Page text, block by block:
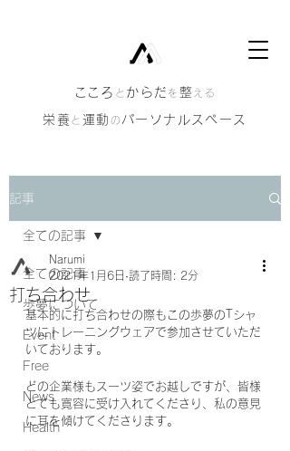
​こころ と からだ を 整 える
栄養 と 運動 のパーソナルスペース
記事
全ての記事
歩夢について
Event
Free
News
Health
全ての記事
打ち合わせ
Narumi
2021年1月6日 読了時間: 2分
基本的に打ち合わせの際もこの歩夢のTシャ
ツにトレーニングウェアで参加させていただ
いております。
どの企業様もスーツ姿でお越しですが、皆様
とても寛容に受け入れてくださり、私の意見
に耳を傾けてくださります。